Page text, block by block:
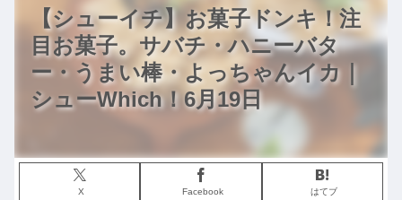
【シューイチ】お菓子ドンキ！注
目お菓子。サバチ・ハニーバタ
ー・うまい棒・よっちゃんイカ｜
シューWhich！6月19日
X Facebook はてブ